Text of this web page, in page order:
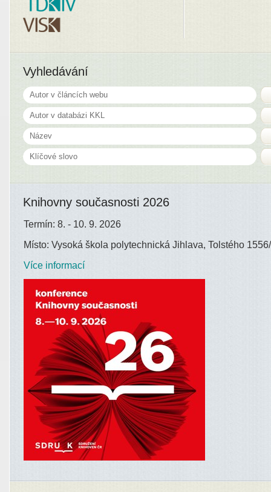
Vyhledávání
Knihovny současnosti 2026
Termín: 8. - 10. 9. 2026
Místo: Vysoká škola polytechnická Jihlava, Tolstého
Více informací